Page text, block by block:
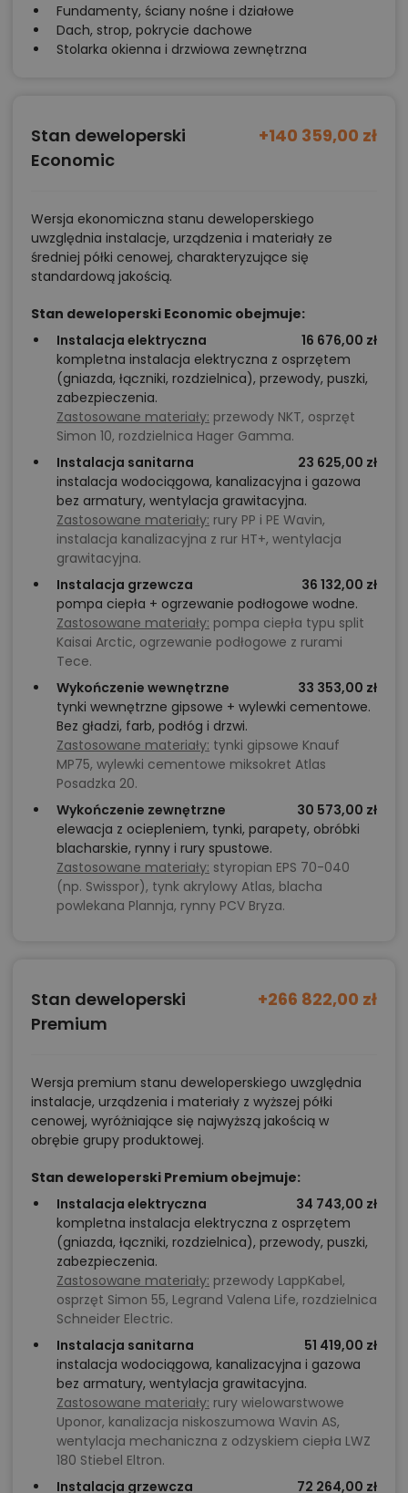
Fundamenty, ściany nośne i działowe
Dach, strop, pokrycie dachowe
Stolarka okienna i drzwiowa zewnętrzna
Stan deweloperski
Economic
+140 359,00 zł
Wersja ekonomiczna stanu deweloperskiego
uwzględnia instalacje, urządzenia i materiały ze
średniej półki cenowej, charakteryzujące się
standardową jakością.
Stan deweloperski Economic obejmuje:
Instalacja elektryczna
16 676,00 zł
kompletna instalacja elektryczna z osprzętem
(gniazda, łączniki, rozdzielnica), przewody, puszki,
zabezpieczenia.
Zastosowane materiały: przewody NKT, osprzęt
Simon 10, rozdzielnica Hager Gamma.
Instalacja sanitarna
23 625,00 zł
instalacja wodociągowa, kanalizacyjna i gazowa
bez armatury, wentylacja grawitacyjna.
Zastosowane materiały: rury PP i PE Wavin,
instalacja kanalizacyjna z rur HT+, wentylacja
grawitacyjna.
Instalacja grzewcza
36 132,00 zł
pompa ciepła + ogrzewanie podłogowe wodne.
Zastosowane materiały: pompa ciepła typu split
Kaisai Arctic, ogrzewanie podłogowe z rurami
Tece.
Wykończenie wewnętrzne
33 353,00 zł
tynki wewnętrzne gipsowe + wylewki cementowe.
Bez gładzi, farb, podłóg i drzwi.
Zastosowane materiały: tynki gipsowe Knauf
MP75, wylewki cementowe miksokret Atlas
Posadzka 20.
Wykończenie zewnętrzne
30 573,00 zł
elewacja z ociepleniem, tynki, parapety, obróbki
blacharskie, rynny i rury spustowe.
Zastosowane materiały: styropian EPS 70-040
(np. Swisspor), tynk akrylowy Atlas, blacha
powlekana Plannja, rynny PCV Bryza.
Stan deweloperski
Premium
+266 822,00 zł
Wersja premium stanu deweloperskiego uwzględnia
instalacje, urządzenia i materiały z wyższej półki
cenowej, wyróżniające się najwyższą jakością w
obrębie grupy produktowej.
Stan deweloperski Premium obejmuje:
Instalacja elektryczna
34 743,00 zł
kompletna instalacja elektryczna z osprzętem
(gniazda, łączniki, rozdzielnica), przewody, puszki,
zabezpieczenia.
Zastosowane materiały: przewody LappKabel,
osprzęt Simon 55, Legrand Valena Life, rozdzielnica
Schneider Electric.
Instalacja sanitarna
51 419,00 zł
instalacja wodociągowa, kanalizacyjna i gazowa
bez armatury, wentylacja grawitacyjna.
Zastosowane materiały: rury wielowarstwowe
Uponor, kanalizacja niskoszumowa Wavin AS,
wentylacja mechaniczna z odzyskiem ciepła LWZ
180 Stiebel Eltron.
Instalacja grzewcza
72 264,00 zł